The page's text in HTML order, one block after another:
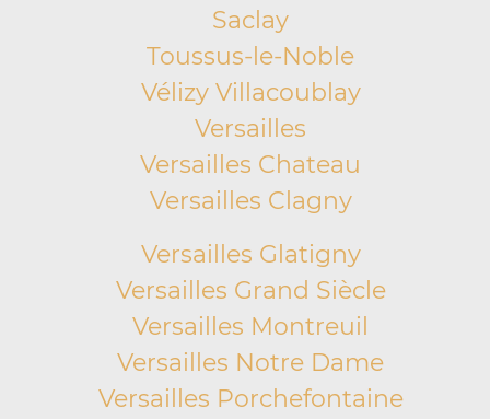
Saclay
Toussus-le-Noble
Vélizy Villacoublay
Versailles
Versailles Chateau
Versailles Clagny
Versailles Glatigny
Versailles Grand Siècle
Versailles Montreuil
Versailles Notre Dame
Versailles Porchefontaine